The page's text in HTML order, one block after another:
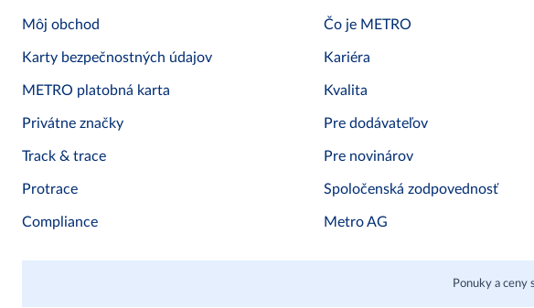
Môj obchod
Karty bezpečnostných údajov
METRO platobná karta
Privátne značky
Track & trace
Protrace
Compliance
Čo je METRO
Kariéra
Kvalita
Pre dodávateľov
Pre novinárov
Spoločenská zodpovednosť
Metro AG
Ponuky a ceny